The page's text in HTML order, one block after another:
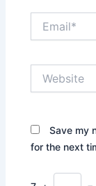
Save my
for the next